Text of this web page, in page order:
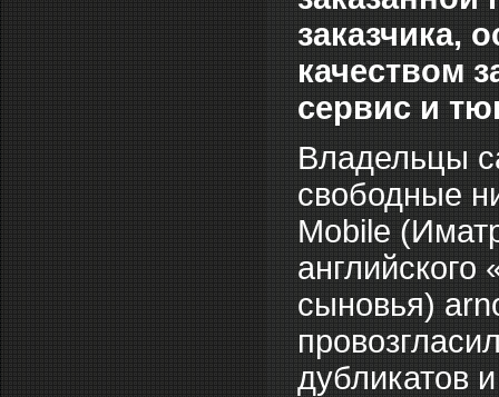
заказчика,
качеством
сервис и
Владельцы
свободные
Mobile
сыновья)
дубликатов